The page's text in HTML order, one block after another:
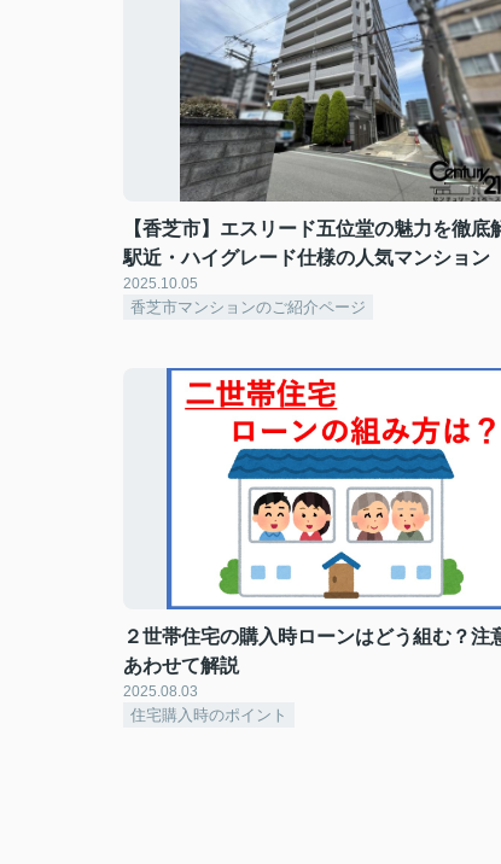
【香芝市】エスリード五位堂の魅力を徹底
駅近・ハイグレード仕様の人気マンション
2025.10.05
香芝市マンションのご紹介ページ
２世帯住宅の購入時ローンはどう組む？注
あわせて解説
2025.08.03
住宅購入時のポイント